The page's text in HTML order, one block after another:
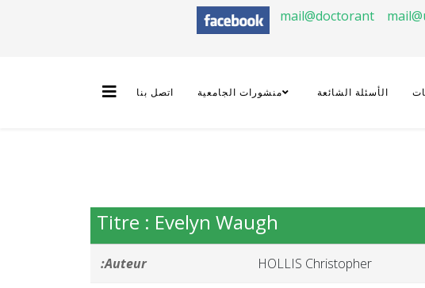
mail@doctorant
الأسئلة الشائعة منشورات الجامعية اتصل بنا
Titre : Evelyn Waugh
Auteur:
HOLLIS Christopher